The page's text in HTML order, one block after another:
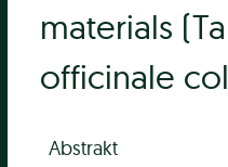
materials
officinale
Abstrakt